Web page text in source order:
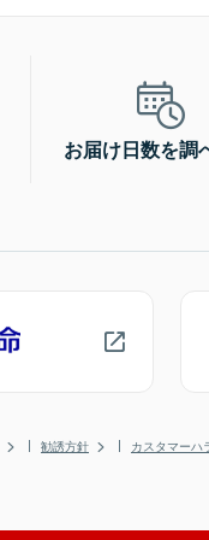
お届け日数を調
勧誘方針 カスタマーハ